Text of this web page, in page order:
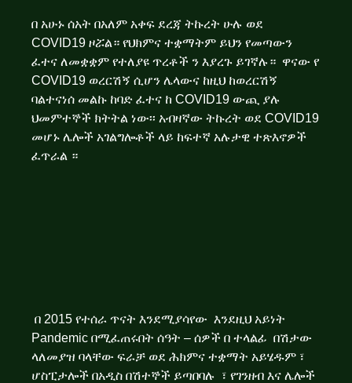
በ አሁኑ ሰአት በአለም አቀፍ ደረጃ ትኩረት ሁሉ ወደ
COVID19 ዞሯል። የህክምና ተቋማትም ይህን የመጣውን
ፈተና ለመቋቋም የተለያዩ ጥረቶች ን እያረጉ ይገኛሉ። ዋናው የ
COVID19 ወረርሽኝ ሲሆን ሌላውና ከዚህ ከወረርሽኝ
ባልተናነሰ መልኩ ከባድ ፈተና ከ COVID19 ውጪ ያሉ
ህመምተኞች ክትትል ነው፡፡ አብዛኛው ትኩረት ወደ COVID19
መሆኑ ሌሎች አገልግሎቶች ላይ ከፍተኛ አሉታዊ ተጽእኖዎች
ፈጥራል ።
በ 2015 የተሰራ ጥናት እንደሚያሳየው እንደዚህ አይነት
Pandemic በሚፈጠሩበት ሰዓት – ሰዎች በ ተላልፊ በሽታው
ላለመያዝ ባላቸው ፍራቻ ወደ ሕክምና ተቋማት አይሄዱም ፣
ሆስፒታሎች በአዲስ በሽተኞች ይጣበባሉ ፣ የገንዘብ እና ሌሎች